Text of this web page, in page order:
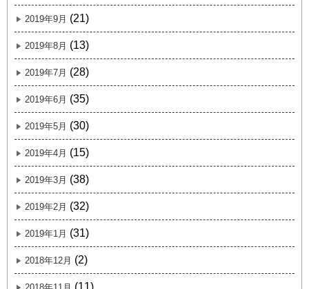
2019年9月 (21)
2019年8月 (13)
2019年7月 (28)
2019年6月 (35)
2019年5月 (30)
2019年4月 (15)
2019年3月 (38)
2019年2月 (32)
2019年1月 (31)
2018年12月 (2)